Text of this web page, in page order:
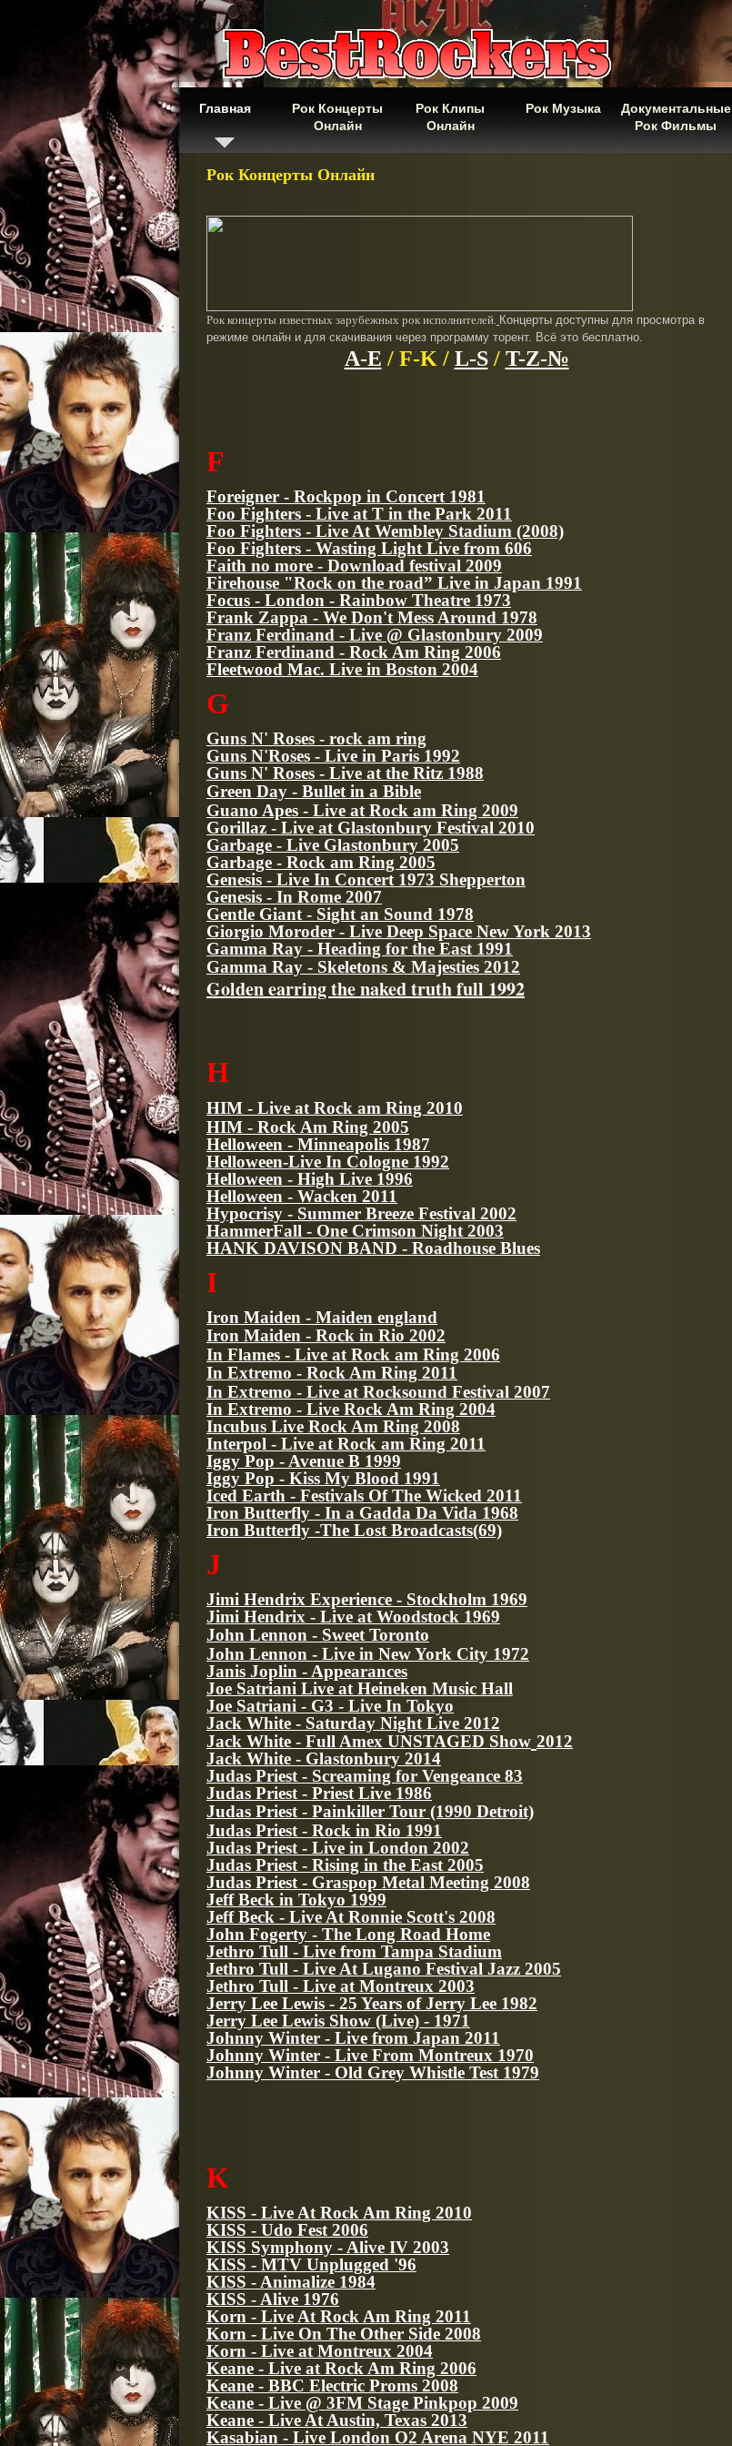
Главная
Рок Концерты
Онлайн
Рок Клипы
Онлайн
Рок Музыка
Документальные
Рок Фильмы
Рок Концерты Онлайн
Рок концерты известных зарубежных рок исполнителей. Концерты доступны для просмотра в
режиме онлайн и для скачивания через программу торент. Всё это бесплатно.
A-E / F-K / L-S/ T-Z-№
F
Foreigner - Rockpop in Concert 1981
Foo Fighters - Live at T in the Park 2011
Foo Fighters - Live At Wembley Stadium (2008)
Foo Fighters - Wasting Light Live from 606
Faith no more - Download festival 2009
Firehouse "Rock on the road” Live in Japan 1991
Focus - London - Rainbow Theatre 1973
Frank Zappa - We Don't Mess Around 1978
Franz Ferdinand - Live @ Glastonbury 2009
Franz Ferdinand - Rock Am Ring 2006
Fleetwood Mac. Live in Boston 2004
G
Guns N' Roses - rock am ring
Guns N'Roses - Live in Paris 1992
Guns N' Roses - Live at the Ritz 1988
Green Day - Bullet in a Bible
Guano Apes - Live at Rock am Ring 2009
Gorillaz - Live at Glastonbury Festival 2010
Garbage - Live Glastonbury 2005
Garbage - Rock am Ring 2005
Genesis - Live In Concert 1973 Shepperton
Genesis - In Rome 2007
Gentle Giant - Sight an Sound 1978
Giorgio Moroder - Live Deep Space New York 2013
Gamma Ray - Heading for the East 1991
Gamma Ray - Skeletons & Majesties 2012
Golden earring the naked truth full 1992
H
HIM - Live at Rock am Ring 2010
HIM - Rock Am Ring 2005
Helloween - Minneapolis 1987
Helloween-Live In Cologne 1992
Helloween - High Live 1996
Helloween - Wacken 2011
Hypocrisy - Summer Breeze Festival 2002
HammerFall - One Crimson Night 2003
HANK DAVISON BAND - Roadhouse Blues
I
Iron Maiden - Maiden england
Iron Maiden - Rock in Rio 2002
In Flames - Live at Rock am Ring 2006
In Extremo - Rock Am Ring 2011
In Extremo - Live at Rocksound Festival 2007
In Extremo - Live Rock Am Ring 2004
Incubus Live Rock Am Ring 2008
Interpol - Live at Rock am Ring 2011
Iggy Pop - Avenue B 1999
Iggy Pop - Kiss My Blood 1991
Iced Earth - Festivals Of The Wicked 2011
Iron Butterfly - In a Gadda Da Vida 1968
Iron Butterfly -The Lost Broadcasts(69)
J
Jimi Hendrix Experience - Stockholm 1969
Jimi Hendrix - Live at Woodstock 1969
John Lennon - Sweet Toronto
John Lennon - Live in New York City 1972
Janis Joplin - Appearances
Joe Satriani Live at Heineken Music Hall
Joe Satriani - G3 - Live In Tokyo
Jack White - Saturday Night Live 2012
Jack White - Full Amex UNSTAGED Show 2012
Jack White - Glastonbury 2014
Judas Priest - Screaming for Vengeance 83
Judas Priest - Priest Live 1986
Judas Priest - Painkiller Tour (1990 Detroit)
Judas Priest - Rock in Rio 1991
Judas Priest - Live in London 2002
Judas Priest - Rising in the East 2005
Judas Priest - Graspop Metal Meeting 2008
Jeff Beck in Tokyo 1999
Jeff Beck - Live At Ronnie Scott's 2008
John Fogerty - The Long Road Home
Jethro Tull - Live from Tampa Stadium
Jethro Tull - Live At Lugano Festival Jazz 2005
Jethro Tull - Live at Montreux 2003
Jerry Lee Lewis - 25 Years of Jerry Lee 1982
Jerry Lee Lewis Show (Live) - 1971
Johnny Winter - Live from Japan 2011
Johnny Winter - Live From Montreux 1970
Johnny Winter - Old Grey Whistle Test 1979
K
KISS - Live At Rock Am Ring 2010
KISS - Udo Fest 2006
KISS Symphony - Alive IV 2003
KISS - MTV Unplugged '96
KISS - Animalize 1984
KISS - Alive 1976
Korn - Live At Rock Am Ring 2011
Korn - Live On The Other Side 2008
Korn - Live at Montreux 2004
Keane - Live at Rock Am Ring 2006
Keane - BBC Electric Proms 2008
Keane - Live @ 3FM Stage Pinkpop 2009
Keane - Live At Austin, Texas 2013
Kasabian - Live London O2 Arena NYE 2011